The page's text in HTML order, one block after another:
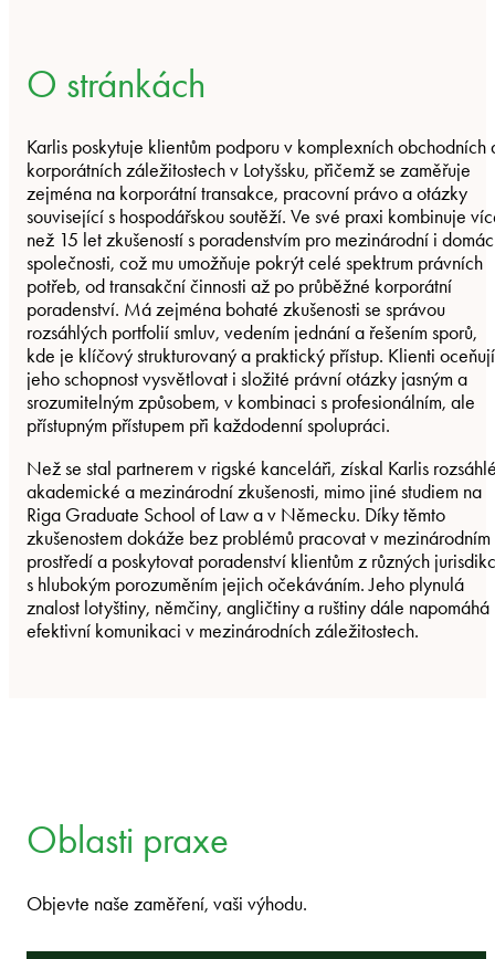
O stránkách
Karlis poskytuje klientům podporu v komplexních obchodních
korporátních záležitostech v Lotyšsku, přičemž se zaměřuje
zejména na korporátní transakce, pracovní právo a otázky
související s hospodářskou soutěží. Ve své praxi kombinuje
než 15 let zkušeností s poradenstvím pro mezinárodní i
společnosti, což mu umožňuje pokrýt celé spektrum právních
potřeb, od transakční činnosti až po průběžné korporátní
poradenství. Má zejména bohaté zkušenosti se správou
rozsáhlých portfolií smluv, vedením jednání a řešením sporů,
kde je klíčový strukturovaný a praktický přístup. Klienti oceňují
jeho schopnost vysvětlovat i složité právní otázky jasným a
srozumitelným způsobem, v kombinaci s profesionálním, ale
přístupným přístupem při každodenní spolupráci.
Než se stal partnerem v rigské kanceláři, získal Karlis
akademické a mezinárodní zkušenosti, mimo jiné studiem na
Riga Graduate School of Law a v Německu. Díky těmto
zkušenostem dokáže bez problémů pracovat v mezinárodním
prostředí a poskytovat poradenství klientům z různých
s hlubokým porozuměním jejich očekáváním. Jeho plynulá
znalost lotyštiny, němčiny, angličtiny a ruštiny dále napomáhá
efektivní komunikaci v mezinárodních záležitostech.
Oblasti praxe
Objevte naše zaměření, vaši výhodu.